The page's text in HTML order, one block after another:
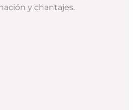
y chantajes.